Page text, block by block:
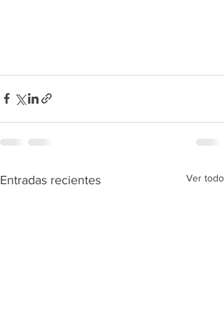
Entradas recientes Ver todo